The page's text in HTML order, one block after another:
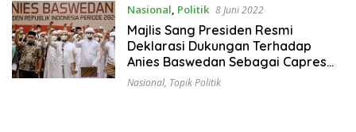
Nasional Politik 8 Juni 2022
Majlis Sang Presiden Resmi
Deklarasi Dukungan Terhadap
Anies Baswedan Sebagai Capres
2024
Nasional, Topik Politik